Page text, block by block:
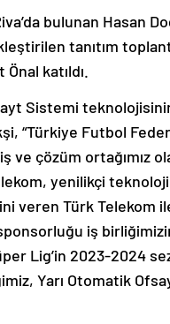
bulunan Hasan
tanıtım
katıldı.
Sistemi teknolojisinin
“Türkiye Futbol
çözüm ortağımız
yenilikçi
veren Türk Telekom
iş birliğimizin
Lig’in 2023-2024
Yarı Otomatik